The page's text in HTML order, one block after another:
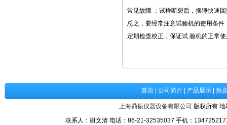
常见故障 ：试样断裂后，摆锤快速
总之，要经常注意试验机的使用条
定期检查校正，保证试 验机的正常
首页| 公司简介| 产品展示| 热
上海鼎振仪器设备有限公司 版权所有
联系人：谢文清 电话：86-21-32535037 手机：